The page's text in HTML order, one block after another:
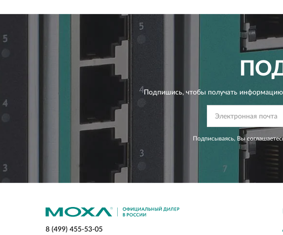
Подпишись, чтобы получать
Подписываясь, Вы
8 (499) 455-53-05